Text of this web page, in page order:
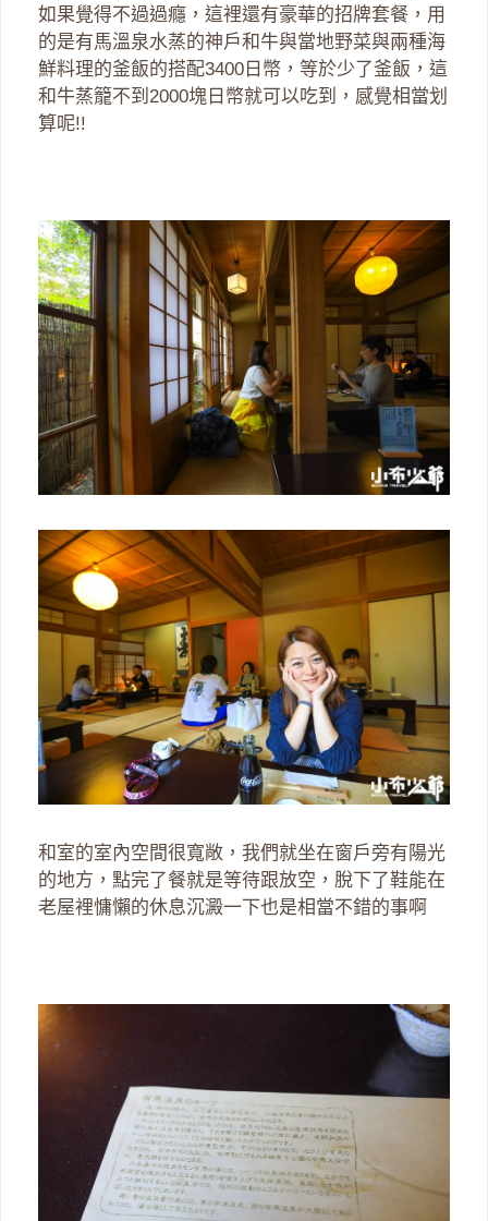
如果覺得不過過癮，這裡還有豪華的招牌套餐，用
的是有馬溫泉水蒸的神戶和牛與當地野菜與兩種海
鮮料理的釜飯的搭配3400日幣，等於少了釜飯，這
和牛蒸籠不到2000塊日幣就可以吃到，感覺相當划
算呢!!
和室的室內空間很寬敞，我們就坐在窗戶旁有陽光
的地方，點完了餐就是等待跟放空，脫下了鞋能在
老屋裡慵懶的休息沉澱一下也是相當不錯的事啊